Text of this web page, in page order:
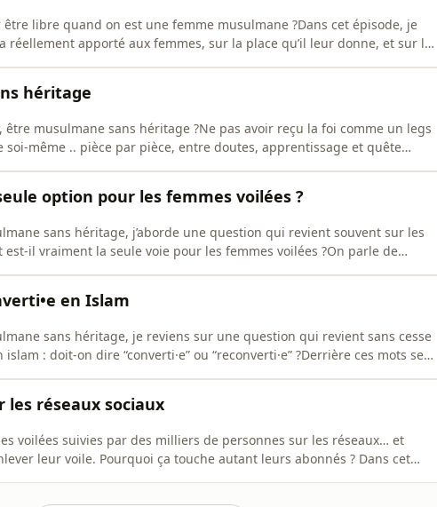
libre quand on est une femme musulmane ?Dans cet épisode, je
réellement apporté aux femmes, sur la place qu’il leur donne, et sur la
souvent mises de côté dans ces débats.Ce n’est pas un cours, juste une
héritage
être musulmane sans héritage ?Ne pas avoir reçu la foi comme un legs
même .. pièce par pièce, entre doutes, apprentissage et quête
option pour les femmes voilées ?
sans héritage, j’aborde une question qui revient souvent sur les
est-il vraiment la seule voie pour les femmes voilées ?On parle de
en Islam
sans héritage, je reviens sur une question qui revient sans cesse
islam : doit-on dire “converti·e” ou “reconverti·e” ?Derrière ces mots se
les réseaux sociaux
voilées suivies par des milliers de personnes sur les réseaux… et
leur voile. Pourquoi ça touche autant leurs abonnés ? Dans cet